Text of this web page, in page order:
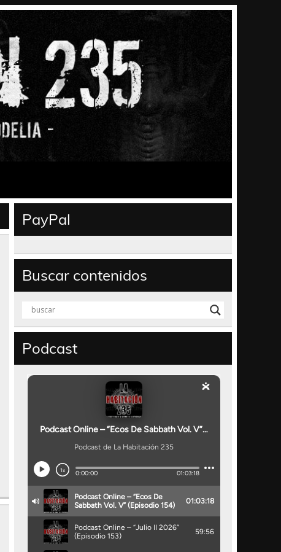
PayPal
Buscar contenidos
Podcast